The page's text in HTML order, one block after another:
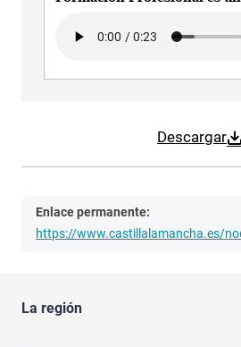
Descargar
Castilla-La Mancha
Enlace permanente:
https://www.castillalamancha.es/
La región